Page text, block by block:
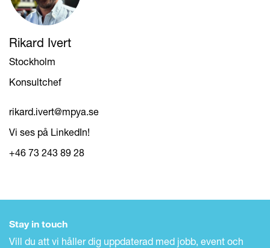
Rikard Ivert
Stockholm
Konsultchef
rikard.ivert@mpya.se
Vi ses på LinkedIn!
+46 73 243 89 28
Stay in touch
Vill du att vi håller dig uppdaterad med jobb, event och